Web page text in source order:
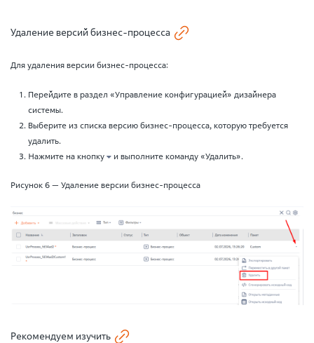
Удаление версий бизнес-процесса
Для удаления версии бизнес-процесса:
Перейдите в раздел «Управление конфигурацией» дизайнера
системы.
Выберите из списка версию бизнес-процесса, которую требуется
удалить.
Нажмите на кнопку
и выполните команду «Удалить».
Рисунок 6 — Удаление версии бизнес-процесса
Рекомендуем изучить